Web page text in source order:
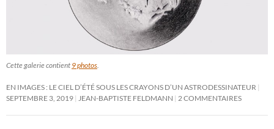
Cette galerie contient 9 photos
EN IMAGES : LE CIEL D’ÉTÉ SOUS LES CRAYONS D’UN ASTRODESSINATEUR
SEPTEMBRE 3, 2019
JEAN-BAPTISTE FELDMANN 2 COMMENTAIRES